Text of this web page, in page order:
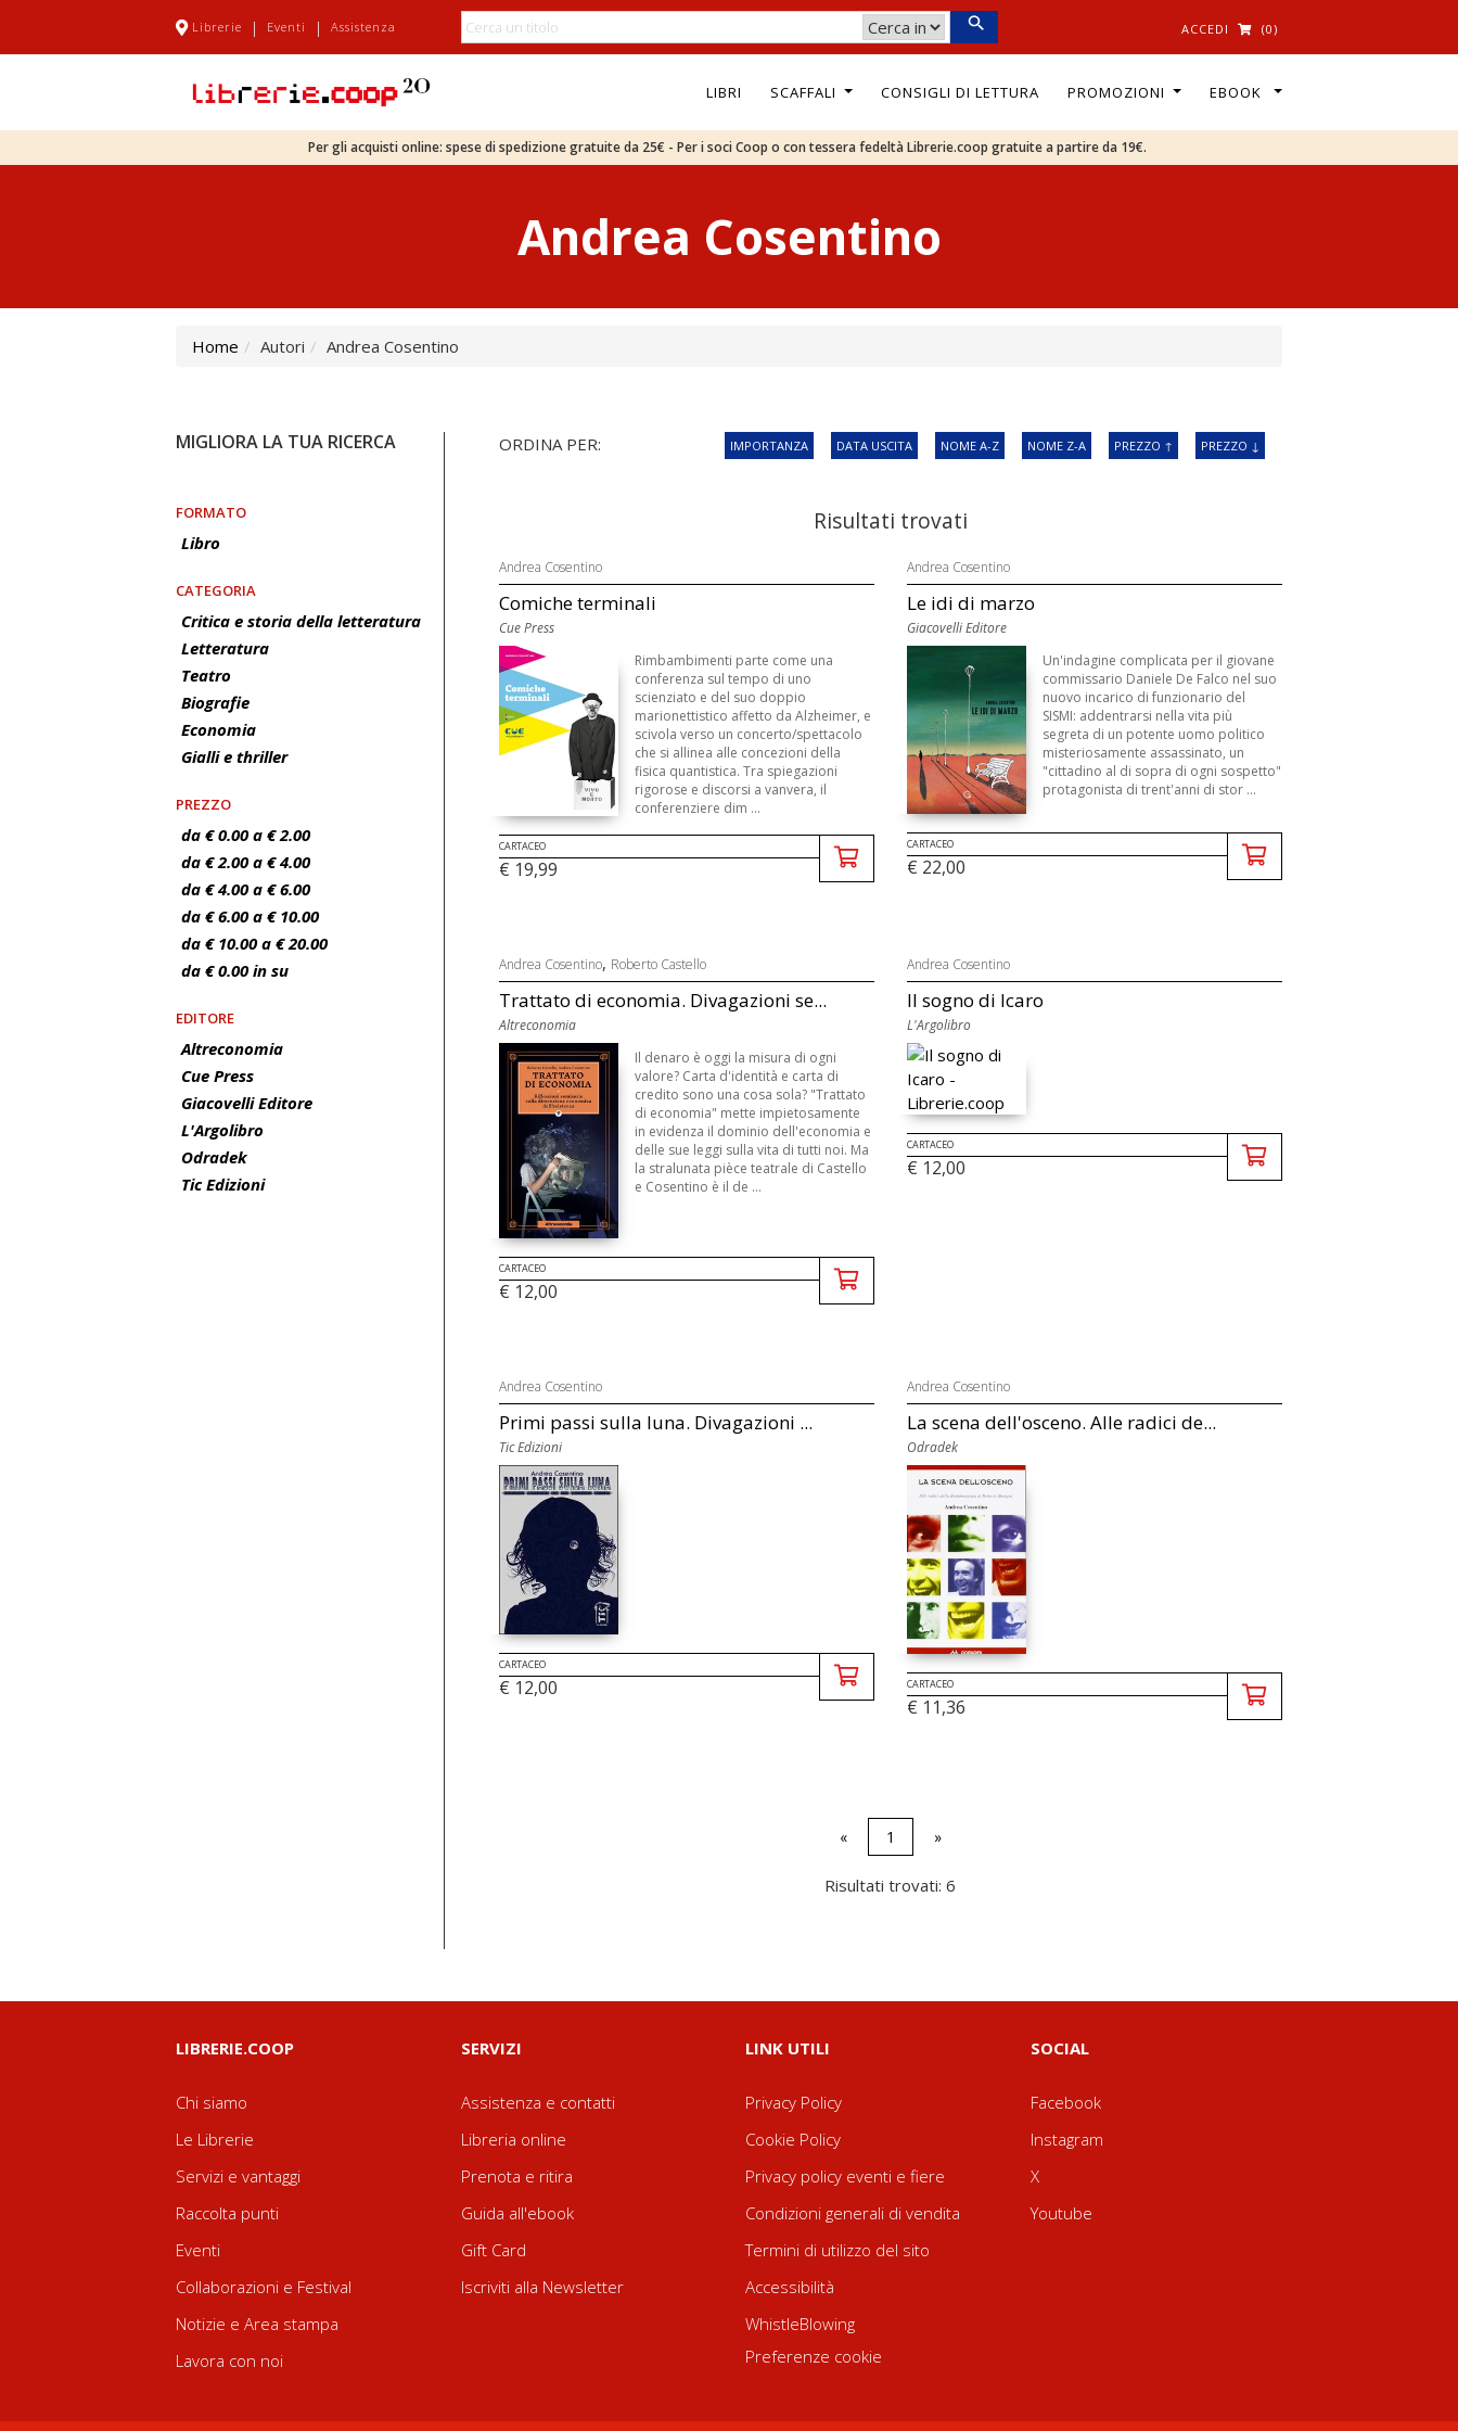
Librerie | Eventi | Assistenza ACCEDI (0)
LIBRI SCAFFALI CONSIGLI DI LETTURA PROMOZIONI EBOOK
Per gli acquisti online: spese di spedizione gratuite da 25€ - Per i soci Coop o con tessera fedeltà Librerie.coop gratuite a partire da 19€.
Andrea Cosentino
Home Autori Andrea Cosentino
MIGLIORA LA TUA RICERCA
FORMATO
Libro
CATEGORIA
Critica e storia della letteratura
Letteratura
Teatro
Biografie
Economia
Gialli e thriller
PREZZO
da € 0.00 a € 2.00
da € 2.00 a € 4.00
da € 4.00 a € 6.00
da € 6.00 a € 10.00
da € 10.00 a € 20.00
da € 0.00 in su
EDITORE
Altreconomia
Cue Press
Giacovelli Editore
L'Argolibro
Odradek
Tic Edizioni
ORDINA PER: IMPORTANZA DATA USCITA NOME A-Z NOME Z-A PREZZO ↑ PREZZO ↓
Risultati trovati
Andrea Cosentino
Comiche terminali
Cue Press
Rimbambimenti parte come una
conferenza sul tempo di uno
scienziato e del suo doppio
marionettistico affetto da Alzheimer, e
scivola verso un concerto/spettacolo
che si allinea alle concezioni della
fisica quantistica. Tra spiegazioni
rigorose e discorsi a vanvera, il
conferenziere dim ...
CARTACEO
€ 19,99
Andrea Cosentino
Le idi di marzo
Giacovelli Editore
Un'indagine complicata per il giovane
commissario Daniele De Falco nel suo
nuovo incarico di funzionario del
SISMI: addentrarsi nella vita più
segreta di un potente uomo politico
misteriosamente assassinato, un
"cittadino al di sopra di ogni sospetto"
protagonista di trent'anni di stor ...
CARTACEO
€ 22,00
Andrea Cosentino, Roberto Castello
Trattato di economia. Divagazioni se...
Altreconomia
Il denaro è oggi la misura di ogni
valore? Carta d'identità e carta di
credito sono una cosa sola? "Trattato
di economia" mette impietosamente
in evidenza il dominio dell'economia e
delle sue leggi sulla vita di tutti noi. Ma
la stralunata pièce teatrale di Castello
e Cosentino è il de ...
CARTACEO
€ 12,00
Andrea Cosentino
Il sogno di Icaro
L'Argolibro
CARTACEO
€ 12,00
Andrea Cosentino
Primi passi sulla luna. Divagazioni ...
Tic Edizioni
CARTACEO
€ 12,00
Andrea Cosentino
La scena dell'osceno. Alle radici de...
Odradek
CARTACEO
€ 11,36
« 1 »
Risultati trovati: 6
LIBRERIE.COOP
Chi siamo
Le Librerie
Servizi e vantaggi
Raccolta punti
Eventi
Collaborazioni e Festival
Notizie e Area stampa
Lavora con noi
SERVIZI
Assistenza e contatti
Libreria online
Prenota e ritira
Guida all'ebook
Gift Card
Iscriviti alla Newsletter
LINK UTILI
Privacy Policy
Cookie Policy
Privacy policy eventi e fiere
Condizioni generali di vendita
Termini di utilizzo del sito
Accessibilità
WhistleBlowing
Preferenze cookie
SOCIAL
Facebook
Instagram
X
Youtube